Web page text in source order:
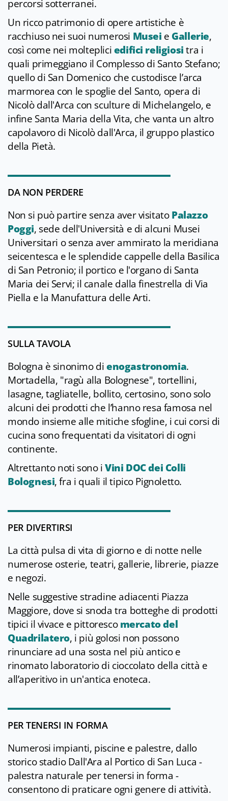
percorsi sotterranei.
Un ricco patrimonio di opere artistiche è
racchiuso nei suoi numerosi Musei e Gallerie,
così come nei moltepliciedifici religiositra i
quali primeggiano il Complesso di Santo Stefano;
quello di San Domenico che custodisce l’arca
marmorea con le spoglie del Santo, opera di
Nicolò dall'Arca con sculture di Michelangelo, e
infine Santa Maria della Vita, che vanta un altro
capolavoro di Nicolò dall'Arca, il gruppo plastico
della Pietà.
DA NON PERDERE
Non si può partire senza aver visitatoPalazzo
Poggi, sede dell'Università e di alcuni Musei
Universitari o senza aver ammirato la meridiana
seicentesca e le splendide cappelle della Basilica
di San Petronio; il portico e l'organo di Santa
Maria dei Servi; il canale dalla finestrella di Via
Piella e la Manufattura delle Arti.
SULLA TAVOLA
Bologna è sinonimo dienogastronomia.
Mortadella, "ragù alla Bolognese", tortellini,
lasagne, tagliatelle, bollito, certosino, sono solo
alcuni dei prodotti che l’hanno resa famosa nel
mondo insieme alle mitiche sfogline, i cui corsi di
cucina sono frequentati da visitatori di ogni
continente.
Altrettanto noti sono iVini DOC dei Colli
Bolognesi, fra i quali il tipico Pignoletto.
PER DIVERTIRSI
La città pulsa di vita di giorno e di notte nelle
numerose osterie, teatri, gallerie, librerie, piazze
e negozi.
Nelle suggestive stradine adiacenti Piazza
Maggiore, dove si snoda tra botteghe di prodotti
tipici il vivace e pittorescomercato del
Quadrilatero, i più golosi non possono
rinunciare ad una sosta nel più antico e
rinomato laboratorio di cioccolato della città e
all’aperitivo in un'antica enoteca.
PER TENERSI IN FORMA
Numerosi impianti, piscine e palestre, dallo
storico stadio Dall'Ara al Portico di San Luca -
palestra naturale per tenersi in forma -
consentono di praticare ogni genere di attività.